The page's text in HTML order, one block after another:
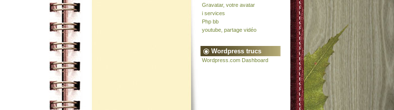
Gravatar, votre avatar
i services
Php bb
youtube, partage vidéo
Wordpress trucs
Wordpress.com Dashboard